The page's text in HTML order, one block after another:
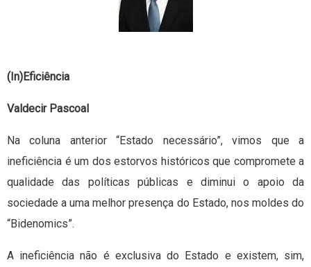
(In)Eficiência
Valdecir Pascoal
Na coluna anterior “Estado necessário”, vimos que a
ineficiência é um dos estorvos históricos que compromete a
qualidade das políticas públicas e diminui o apoio da
sociedade a uma melhor presença do Estado, nos moldes do
“Bidenomics”.
A ineficiência não é exclusiva do Estado e existem, sim,